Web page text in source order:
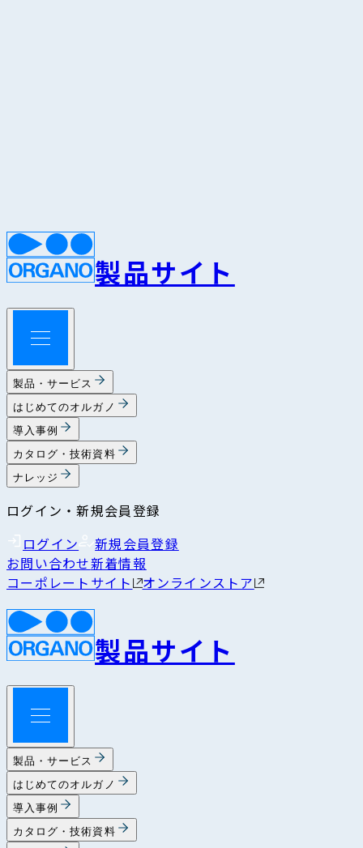
製品サイト
製品・サービス
はじめてのオルガノ
導入事例
カタログ・技術資料
ナレッジ
ログイン・新規会員登録
ログイン
新規会員登録
お問い合わせ新着情報
コーポレートサイト
オンラインストア
製品サイト
製品・サービス
はじめてのオルガノ
導入事例
カタログ・技術資料